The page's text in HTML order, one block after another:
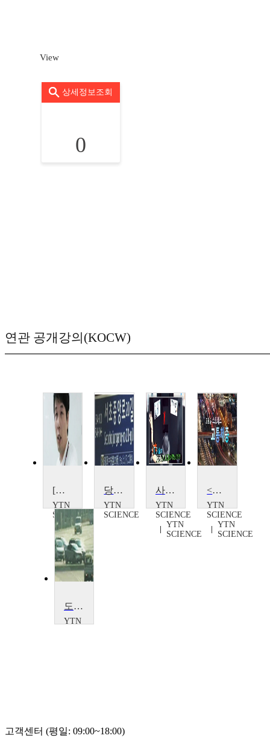
View
상세정보조회
0
연관 공개강의(KOCW)
[마이웨이] 도로위의 숨은 주역, 김진우 연구원
YTN
SCIENCE
당신의 도로명 주소를 아십니까?
YTN
SCIENCE
사고 막는 IT 기술, 도로교통
YTN
SCIENCE
YTN
SCIENCE
<다큐S+>도로 위 스트레스, 교통체증
YTN
SCIENCE
YTN
SCIENCE
도시인의 스트레스, 도로 교통 소음
YTN
고객센터 (평일: 09:00~18:00)